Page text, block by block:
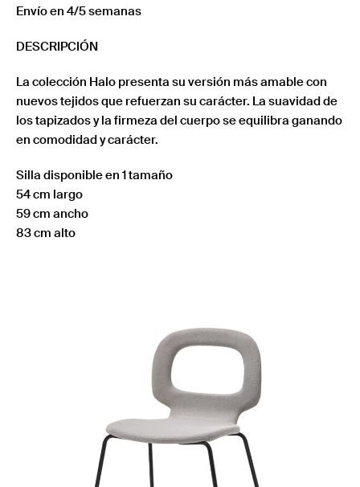
TAPIZADO
cantidad
Envío en 4/5 semanas
DESCRIPCIÓN
La colección Halo presenta su versión más amable con
nuevos tejidos que refuerzan su carácter. La suavidad de
los tapizados y la firmeza del cuerpo se equilibra ganando
en comodidad y carácter.
Silla disponible en 1 tamaño
54 cm largo
59 cm ancho
83 cm alto